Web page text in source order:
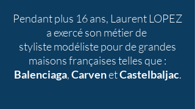
Pendant plus 16 ans, Laurent LOPEZ
a exercé son métier de
styliste modéliste pour de grandes
maisons françaises telles que :
Balenciaga,CarvenetCastelbaljac.